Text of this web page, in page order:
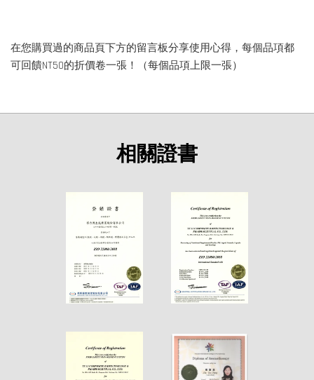
在您購買過的商品頁下方的留言板分享使用心得，每個品項都
可回饋NT50的折價卷一張！（每個品項上限一張）
相關證書